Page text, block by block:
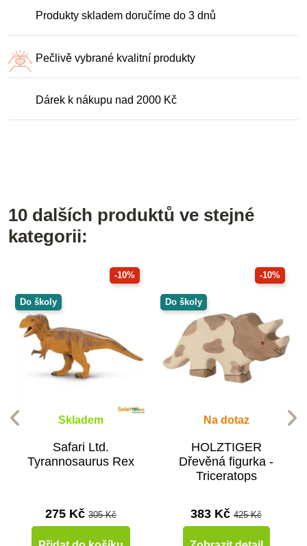
Produkty skladem doručíme do 3 dnů
Pečlivě vybrané kvalitní produkty
Dárek k nákupu nad 2000 Kč
10 dalších produktů ve stejné
kategorii:
-10%
Do školy
Skladem
Safari Ltd.
Tyrannosaurus Rex
275 Kč 305 Kč
-10%
Do školy
Na dotaz
HOLZTIGER
Dřevěná figurka -
Triceratops
383 Kč 425 Kč